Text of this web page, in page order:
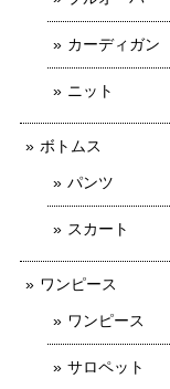
カーディガン
ニット
ボトムス
パンツ
スカート
ワンピース
ワンピース
サロペット